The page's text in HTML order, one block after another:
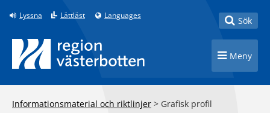
Till innehåll på sidan
Lyssna Lättläst Languages Toggle
Sök
Toggle
Meny
Informationsmaterial och riktlinjer > Grafisk profil